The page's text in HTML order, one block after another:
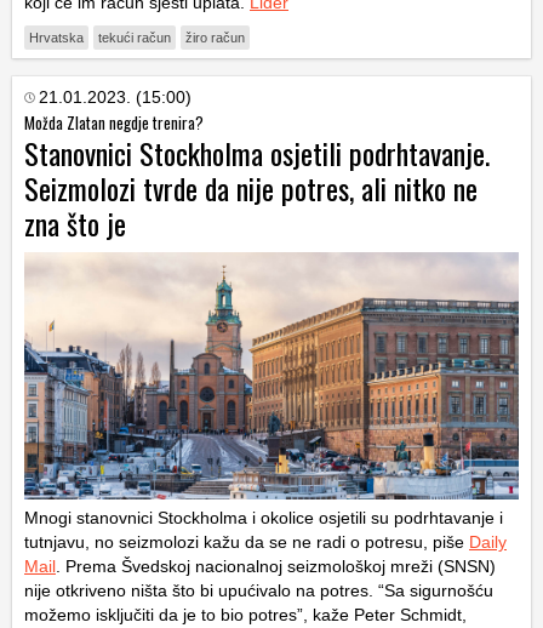
Hrvatska tekući račun žiro račun
21.01.2023. (15:00)
Možda Zlatan negdje trenira?
Stanovnici Stockholma osjetili podrhtavanje.
Seizmolozi tvrde da nije potres, ali nitko ne
zna što je
Mnogi stanovnici Stockholma i okolice osjetili su podrhtavanje i
tutnjavu, no seizmolozi kažu da se ne radi o potresu, piše Daily
Mail . Prema Švedskoj nacionalnoj seizmološkoj mreži (SNSN)
nije otkriveno ništa što bi upućivalo na potres. “Sa sigurnošću
možemo isključiti da je to bio potres”, kaže Peter Schmidt,